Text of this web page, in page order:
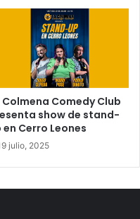
Colmena Comedy Club
show de stand-
en Cerro Leones
julio, 2025